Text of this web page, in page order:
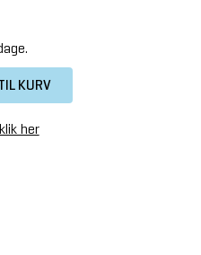
KURV
klik her